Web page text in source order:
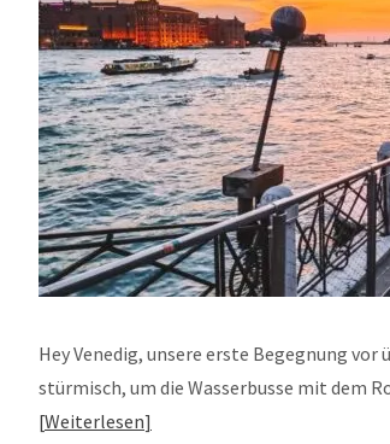
Hey Venedig, unsere erste Begegnung vor
stürmisch, um die Wasserbusse mit dem
Weiterlesen